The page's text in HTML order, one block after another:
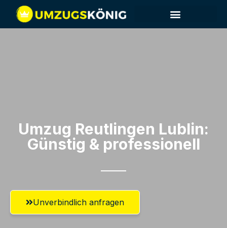
Umzug Reutlingen​ Lublin:
Günstig & professionell​
Unverbindlich anfragen